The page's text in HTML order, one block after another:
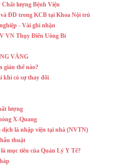
lượng Bệnh Viện
ĐD trong KCB tại Khoa Nội trú
- Vài ghi nhận
VN Thụy Điển Uông Bí
VÀNG
giản thế nào?
khi có sự thay đổi
lượng
X-Quang
dịch là nhập viện tại nhà (NVTN)
thuật
mục tiêu của Quản Lý Y Tế?